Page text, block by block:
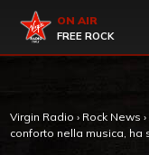
Virgin Radio
ON AIR
FREE ROCK
Virgin Radio › Rock News ›
conforto nella musica, ha